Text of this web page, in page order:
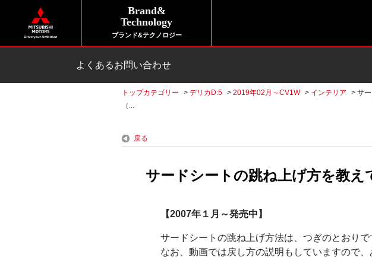
Brand&
Technology
ブランド&テクノロジー
よくあるお問い合わせ
トップカテゴリー > デリカD:5 > 2019年02月～CV1W > インテリア > サ
（...
戻る
サードシートの跳ね上げ方を教え
【2007年１月～発売中】
サードシートの跳ね上げ方法は、つぎのとおりで
なお、動画では戻し方の説明もしていますので、